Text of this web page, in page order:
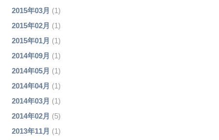
2015年03月 (1)
2015年02月 (1)
2015年01月 (1)
2014年09月 (1)
2014年05月 (1)
2014年04月 (1)
2014年03月 (1)
2014年02月 (5)
2013年11月 (1)